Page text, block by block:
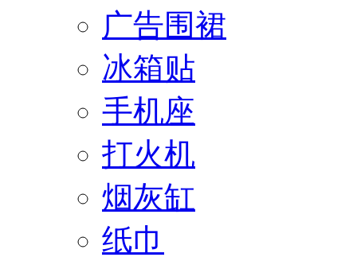
广告围裙
冰箱贴
手机座
打火机
烟灰缸
纸巾